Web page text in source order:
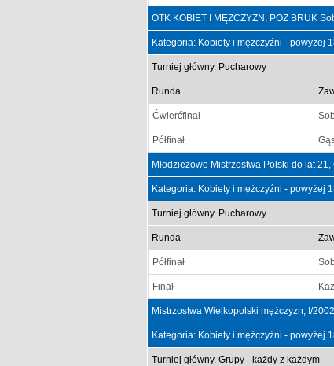
OTK KOBIET I MĘŻCZYZN, POZ BRUK
Kategoria: Kobiety i mężczyźni - powyżej
Turniej główny. Pucharowy
Runda
Ćwierćfinał
Półfinał
Młodzieżowe Mistrzostwa Polski do lat
Kategoria: Kobiety i mężczyźni - powyżej
Turniej główny. Pucharowy
Runda
Półfinał
Finał
Mistrzostwa Wielkopolski mężczyzn, I/
Kategoria: Kobiety i mężczyźni - powyżej
Turniej główny. Grupy - każdy z każdym